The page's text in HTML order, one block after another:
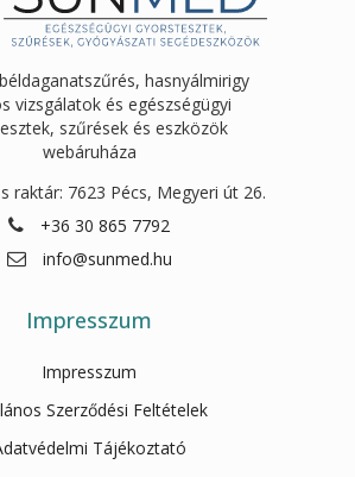
hasnyálmirigy
vizsgálatok és egészségügyi
szűrések és eszközök
webáruháza
raktár: 7623 Pécs, Megyeri út 26.
+36 30 865 7792
info@sunmed.hu
Impresszum
Impresszum
Szerződési Feltételek
Tájékoztató